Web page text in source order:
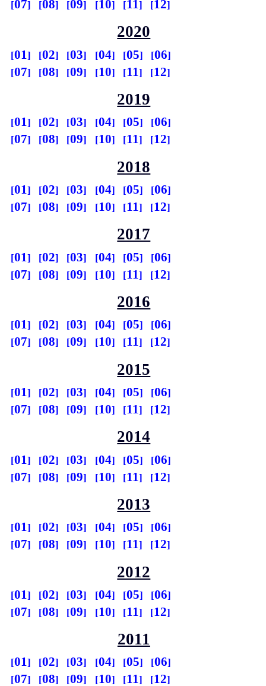
07 08 09 10 11 12
2020
01 02 03 04 05
06
07
08 09 10 11 12
2019
01 02 03 04 05
06
07
08 09 10 11 12
2018
01 02 03 04 05
06
07
08 09 10 11 12
2017
01 02 03 04 05
06
07
08 09 10 11 12
2016
01 02 03 04 05
06
07
08 09 10 11 12
2015
01 02 03 04 05
06
07
08 09 10 11 12
2014
01 02 03 04 05
06
07
08 09 10 11 12
2013
01 02 03 04 05
06
07
08 09 10 11 12
2012
01 02 03 04 05
06
07
08 09 10 11 12
2011
01 02 03 04 05
06
07
08 09 10 11 12